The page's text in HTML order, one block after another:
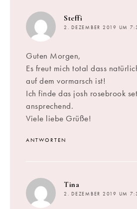
Steffi
2. DEZEMBER 2019 UM
Guten Morgen,
Es freut mich total dass
auf dem vormarsch ist!
Ich finde das josh rosebrook
ansprechend.
Viele liebe Grüße!
ANTWORTEN
Tina
2. DEZEMBER 2019 UM